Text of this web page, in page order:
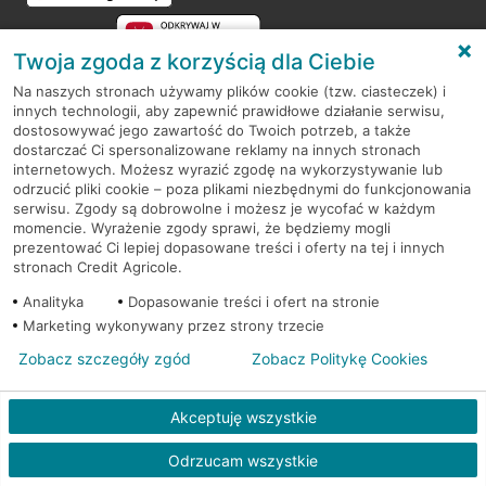
RODO
Regulamin serwisu
Mapa serwisu
PolitykaCookies
© 2026 Credit Agricole Bank Polska S.A. Wszelkie prawa zastrzeżone
Twoja zgoda z korzyścią dla Ciebie
Na naszych stronach używamy plików cookie (tzw. ciasteczek) i
innych technologii, aby zapewnić prawidłowe działanie serwisu,
dostosowywać jego zawartość do Twoich potrzeb, a także
dostarczać Ci spersonalizowane reklamy na innych stronach
internetowych. Możesz wyrazić zgodę na wykorzystywanie lub
odrzucić pliki cookie – poza plikami niezbędnymi do funkcjonowania
serwisu. Zgody są dobrowolne i możesz je wycofać w każdym
momencie. Wyrażenie zgody sprawi, że będziemy mogli
prezentować Ci lepiej dopasowane treści i oferty na tej i innych
stronach Credit Agricole.
Analityka
Dopasowanie treści i ofert na stronie
Marketing wykonywany przez strony trzecie
Akceptuję wszystkie
Odrzucam wszystkie
Zobacz szczegóły zgód Zobacz Politykę Cookies